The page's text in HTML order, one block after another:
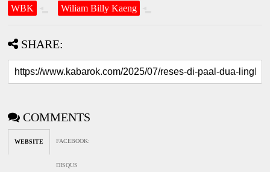
WBK Wiliam Billy Kaeng
SHARE:
COMMENTS
WEBSITE FACEBOOK:
DISQUS